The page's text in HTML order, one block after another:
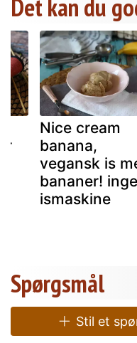
Det kan du
Nice cream
banana,
vegansk is
bananer!
ismaskine
Spørgsmål
Stil et